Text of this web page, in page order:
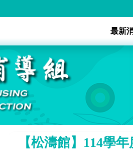
最新
【松濤館】114學